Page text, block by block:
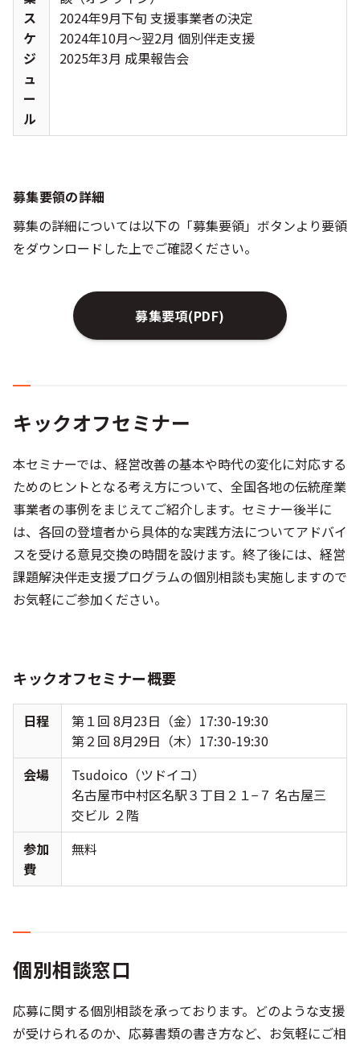
ス
ケ
ジ
ュ
ー
ル
2024年9月下旬 支援事業者の決定
2024年10月～翌2月 個別伴走支援
2025年3月 成果報告会
募集要領の詳細
募集の詳細については以下の「募集要領」ボタンより要領
をダウンロードした上でご確認ください。
募集要項(PDF)
キックオフセミナー
本セミナーでは、経営改善の基本や時代の変化に対応する
ためのヒントとなる考え方について、全国各地の伝統産業
事業者の事例をまじえてご紹介します。セミナー後半に
は、各回の登壇者から具体的な実践方法についてアドバイ
スを受ける意見交換の時間を設けます。終了後には、経営
課題解決伴走支援プログラムの個別相談も実施しますので
お気軽にご参加ください。
キックオフセミナー概要
日程
第１回 8月23日（金）17:30-19:30
第２回 8月29日（木）17:30-19:30
会場
Tsudoico（ツドイコ）
名古屋市中村区名駅３丁目２１−７ 名古屋三
交ビル ２階
参加
費
無料
個別相談窓口
応募に関する個別相談を承っております。どのような支援
が受けられるのか、応募書類の書き方など、お気軽にご相